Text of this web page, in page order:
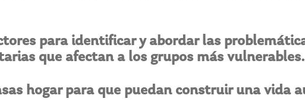
para identificar y abordar las
que afectan a los grupos más vulnerables.
hogar para que puedan construir una vida